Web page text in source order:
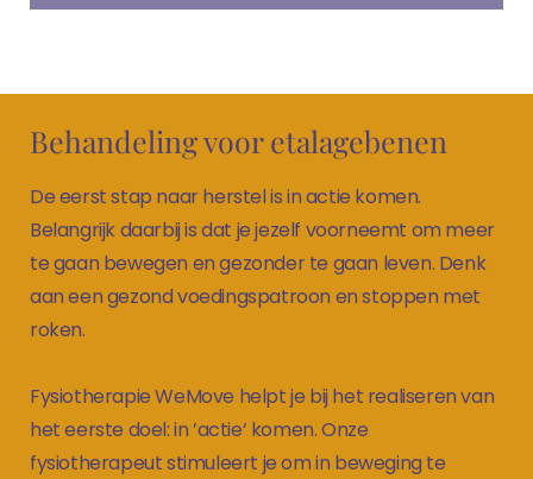
Behandeling voor etalagebenen
De eerst stap naar herstel is in actie komen.
Belangrijk daarbij is dat je jezelf voorneemt om meer
te gaan bewegen en gezonder te gaan leven. Denk
aan een gezond voedingspatroon en stoppen met
roken.
Fysiotherapie WeMove helpt je bij het realiseren van
het eerste doel: in ’actie’ komen. Onze
fysiotherapeut stimuleert je om in beweging te